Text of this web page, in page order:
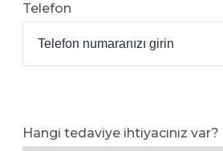
Telefon
Hangi tedaviye ihtiyacınız var?